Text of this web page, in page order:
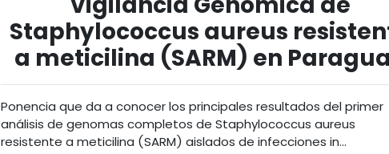
Staphylococcus aureus
a meticilina (SARM) en
Ponencia que da a conocer los principales resultados del primer
análisis de genomas completos de Staphylococcus aureus
resistente a meticilina (SARM) aislados de infecciones in...